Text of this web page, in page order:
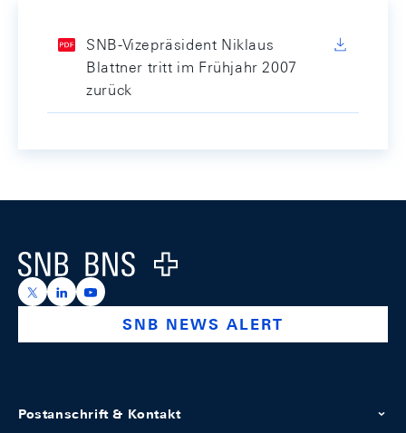
SNB-Vizepräsident Niklaus
Blattner tritt im Frühjahr 2007
zurück
Logo
https://x.com/snb_bns
https://ch.linkedin.com/company/swiss-national-
https://www.youtube.com/@swissnationalbank
SNB NEWS ALERT
Postanschrift & Kontakt